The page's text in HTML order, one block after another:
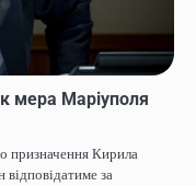
мера Маріуполя
призначення Кирила
за